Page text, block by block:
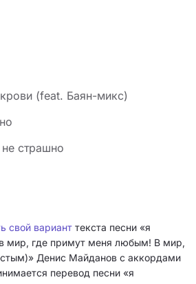
(feat. Баян-микс)
страшно
свой вариант текста песни «я
мир, где примут меня любым! В мир,
Денис Майданов с аккордами
перевод песни «я